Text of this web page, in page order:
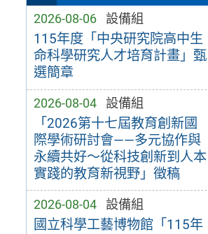
2026-08-06 設備組
115年度「中央研究院高中生
命科學研究人才培育計畫」甄
選簡章
2026-08-04 設備組
「2026第十七屆教育創新國
際學術研討會——多元協作與
永續共好～從科技創新到人本
實踐的教育新視野」徵稿
2026-08-04 設備組
國立科學工藝博物館「115年